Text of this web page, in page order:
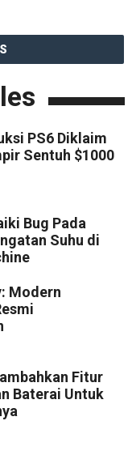
PS6 Diklaim
Sentuh $1000
Bug Pada
Suhu di
Modern
Fitur
Baterai Untuk